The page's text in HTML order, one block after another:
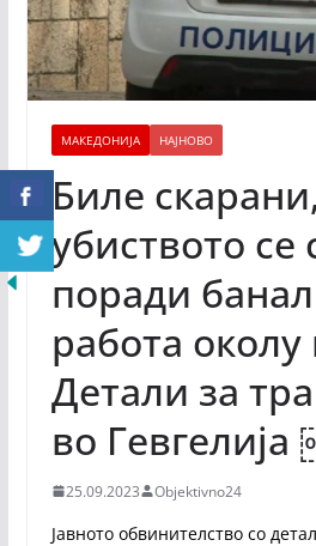
МАКЕДОНИЈА НАЈНОВО
Биле
убиството се
поради
работа околу
Детали за
во
25.09.2023 Objektivno24
Јавното обвинителство со